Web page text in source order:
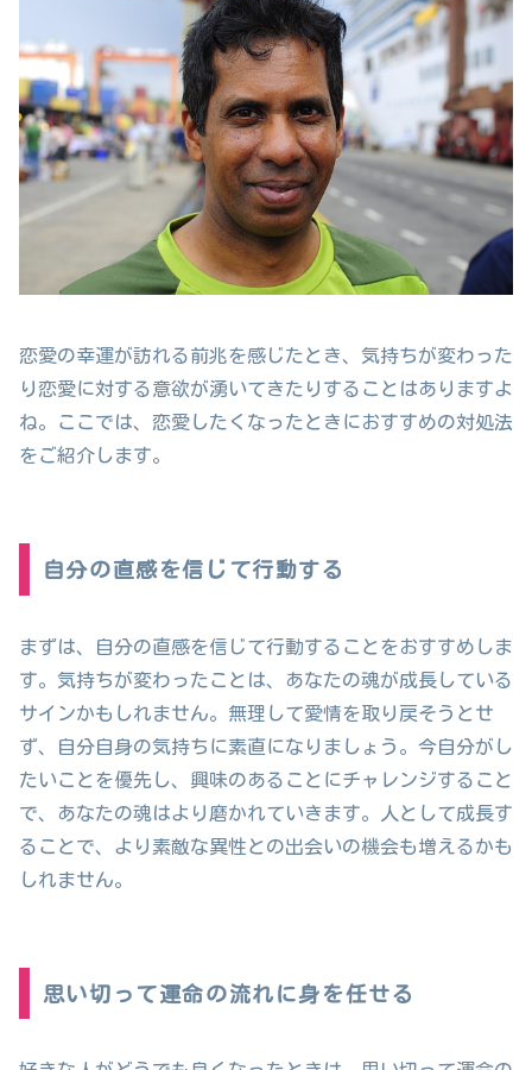
恋愛の幸運が訪れる前兆を感じたとき、気持ちが変わった
り恋愛に対する意欲が湧いてきたりすることはありますよ
ね。ここでは、恋愛したくなったときにおすすめの対処法
をご紹介します。
自分の直感を信じて行動する
まずは、自分の直感を信じて行動することをおすすめしま
す。気持ちが変わったことは、あなたの魂が成長している
サインかもしれません。無理して愛情を取り戻そうとせ
ず、自分自身の気持ちに素直になりましょう。今自分がし
たいことを優先し、興味のあることにチャレンジすること
で、あなたの魂はより磨かれていきます。人として成長す
ることで、より素敵な異性との出会いの機会も増えるかも
しれません。
思い切って運命の流れに身を任せる